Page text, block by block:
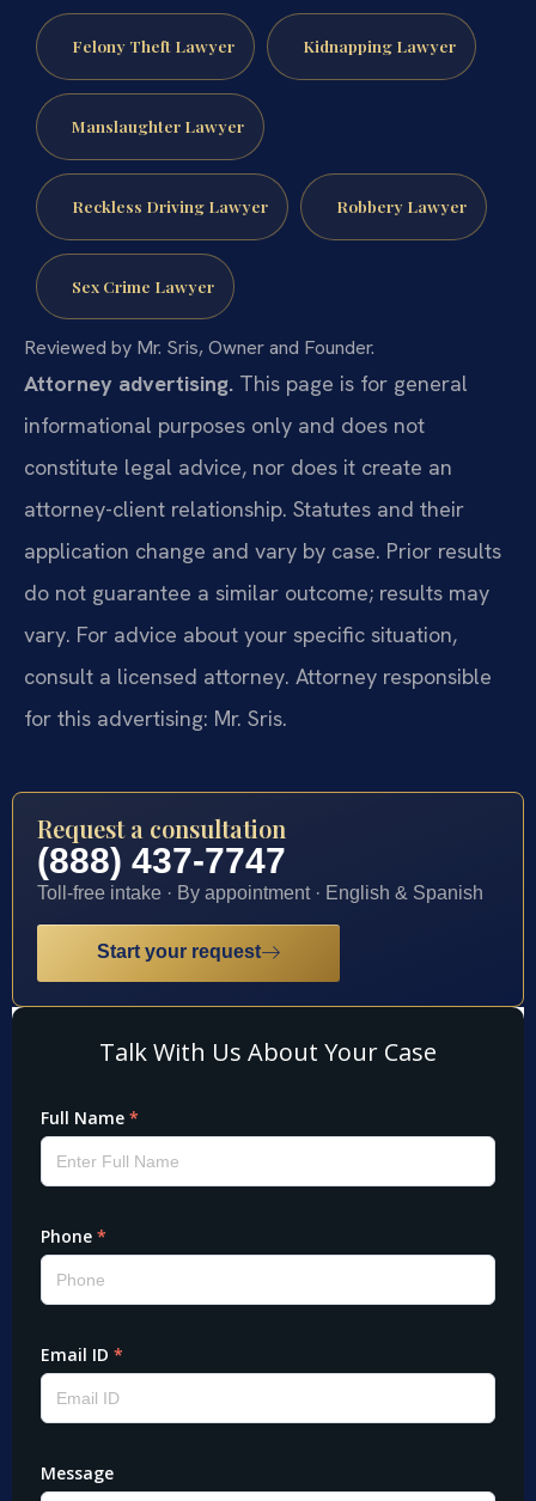
Felony Theft Lawyer Kidnapping Lawyer
Manslaughter Lawyer
Reckless Driving Lawyer Robbery Lawyer
Sex Crime Lawyer
Reviewed by Mr. Sris, Owner and Founder.
Attorney advertising. This page is for general
informational purposes only and does not
constitute legal advice, nor does it create an
attorney-client relationship. Statutes and their
application change and vary by case. Prior results
do not guarantee a similar outcome; results may
vary. For advice about your specific situation,
consult a licensed attorney. Attorney responsible
for this advertising: Mr. Sris.
Request a consultation
(888) 437-7747
Toll-free intake · By appointment · English & Spanish
Start your request